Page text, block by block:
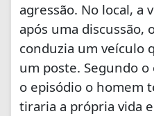
agressão. No local, a
após uma discussão,
conduzia um veículo
um poste. Segundo
o episódio o homem
tiraria a própria vida